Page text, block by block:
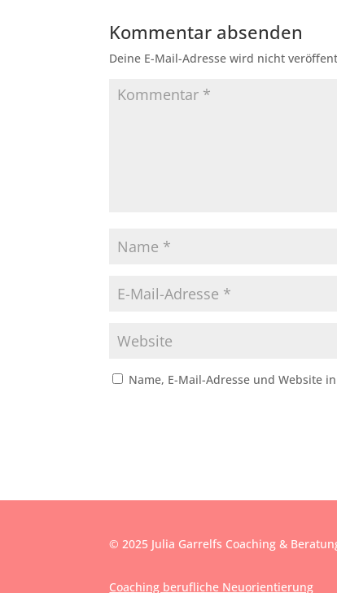
Kommentar absenden
Deine E-Mail-Adresse wird nicht
Name, E-Mail-Adresse und Website
© 2025 Julia Garrelfs Coaching &
Coaching berufliche Neuorientierung